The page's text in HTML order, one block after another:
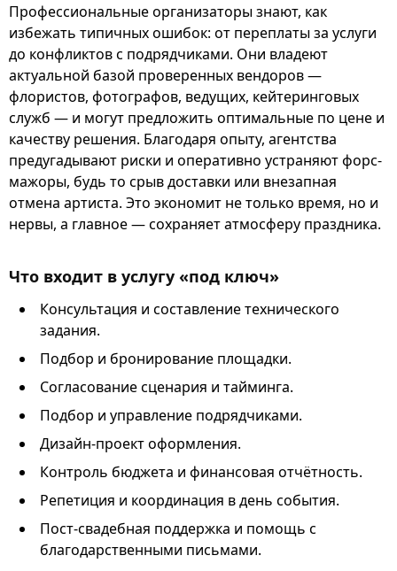
Профессиональные организаторы знают, как
избежать типичных ошибок: от переплаты за услуги
до конфликтов с подрядчиками. Они владеют
актуальной базой проверенных вендоров —
флористов, фотографов, ведущих, кейтеринговых
служб — и могут предложить оптимальные по цене и
качеству решения. Благодаря опыту, агентства
предугадывают риски и оперативно устраняют форс-
мажоры, будь то срыв доставки или внезапная
отмена артиста. Это экономит не только время, но и
нервы, а главное — сохраняет атмосферу праздника.
Что входит в услугу «под ключ»
Консультация и составление технического
задания.
Подбор и бронирование площадки.
Согласование сценария и тайминга.
Подбор и управление подрядчиками.
Дизайн-проект оформления.
Контроль бюджета и финансовая отчётность.
Репетиция и координация в день события.
Пост-свадебная поддержка и помощь с
благодарственными письмами.